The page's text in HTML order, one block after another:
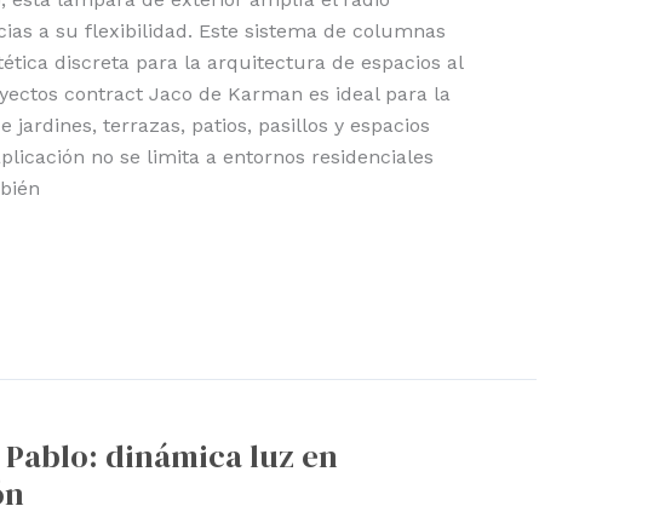
a su flexibilidad. Este sistema de columnas
discreta para la arquitectura de espacios al
contract Jaco de Karman es ideal para la
jardines, terrazas, patios, pasillos y espacios
no se limita a entornos residenciales
dinámica luz en